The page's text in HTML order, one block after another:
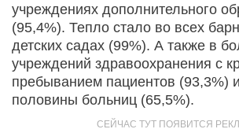
учреждениях дополнительного
(95,4%). Тепло стало во всех
детских садах (99%). А также в
учреждений здравоохранения с
пребыванием пациентов (93,3%)
половины больниц (65,5%).